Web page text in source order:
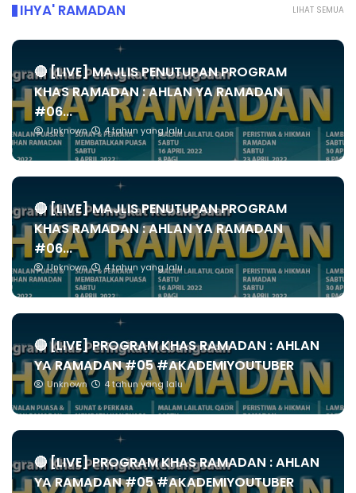
LIHAT SEMUA
IHYA' RAMADAN
🔴 [LIVE] MAJLIS PENUTUPAN PROGRAM
KHAS RAMADAN : AHLAN YA RAMADAN
#06...
Unknown 4 tahun yang lalu
🔴 [LIVE] MAJLIS PENUTUPAN PROGRAM
KHAS RAMADAN : AHLAN YA RAMADAN
#06...
Unknown 4 tahun yang lalu
🔴 [LIVE] PROGRAM KHAS RAMADAN : AHLAN
YA RAMADAN #05 #AKADEMIYOUTUBER
Unknown 4 tahun yang lalu
🔴 [LIVE] PROGRAM KHAS RAMADAN : AHLAN
YA RAMADAN #05 #AKADEMIYOUTUBER